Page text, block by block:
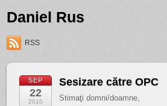
Daniel Rus
RSS
SEP
22
2010
Sesizare către OPC
Stimaţi domni/doamne,